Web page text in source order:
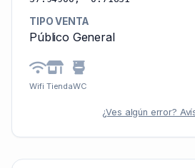
TIPO VENTA
Público General
Wifi TiendaWC
¿Ves algún error?